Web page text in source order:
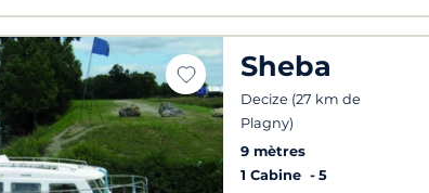
Sheba
Decize (27 km de
Plagny)
9 mètres
1 Cabine
5